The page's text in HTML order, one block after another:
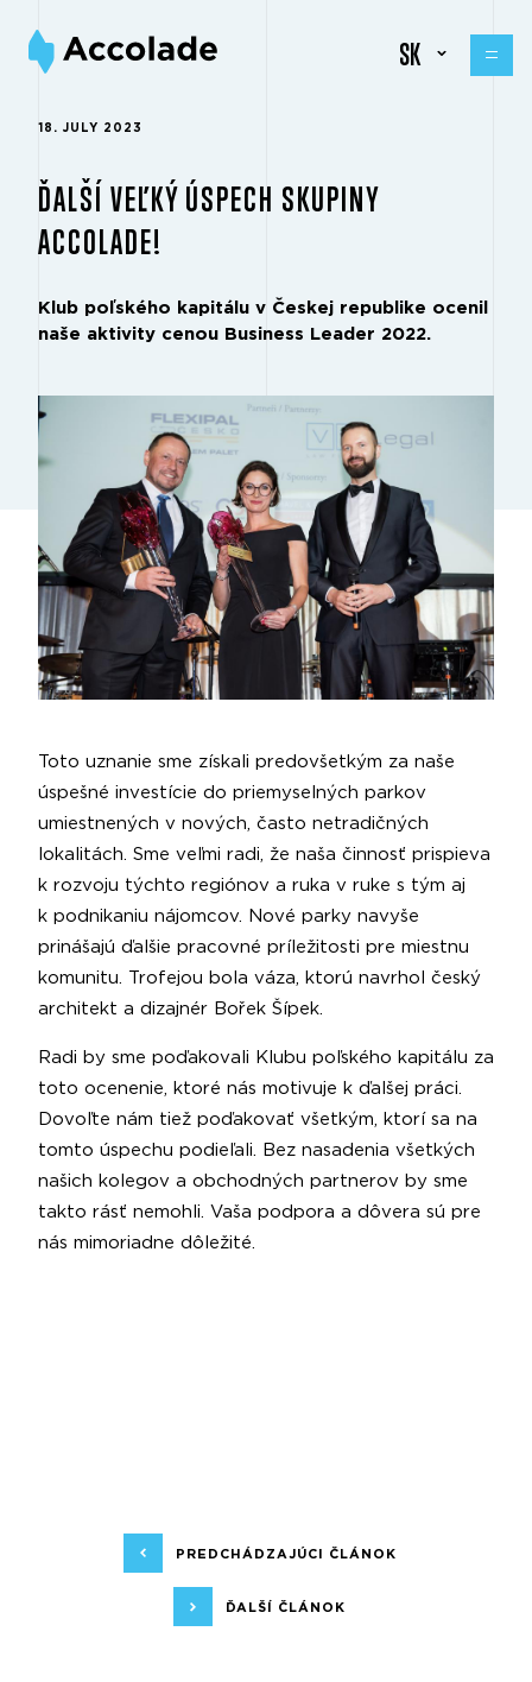
SK
18. JULY 2023
ĎALŠÍ VEĽKÝ ÚSPECH SKUPINY
ACCOLADE!
Klub poľského kapitálu v Českej republike ocenil
naše aktivity cenou Business Leader 2022.
Toto uznanie sme získali predovšetkým za naše
úspešné investície do priemyselných parkov
umiestnených v nových, často netradičných
lokalitách. Sme veľmi radi, že naša činnosť prispieva
k rozvoju týchto regiónov a ruka v ruke s tým aj
k podnikaniu nájomcov. Nové parky navyše
prinášajú ďalšie pracovné príležitosti pre miestnu
komunitu. Trofejou bola váza, ktorú navrhol český
architekt a dizajnér Bořek Šípek.
Radi by sme poďakovali Klubu poľského kapitálu za
toto ocenenie, ktoré nás motivuje k ďalšej práci.
Dovoľte nám tiež poďakovať všetkým, ktorí sa na
tomto úspechu podieľali. Bez nasadenia všetkých
našich kolegov a obchodných partnerov by sme
takto rásť nemohli. Vaša podpora a dôvera sú pre
nás mimoriadne dôležité.
PREDCHÁDZAJÚCI ČLÁNOK
ĎALŠÍ ČLÁNOK